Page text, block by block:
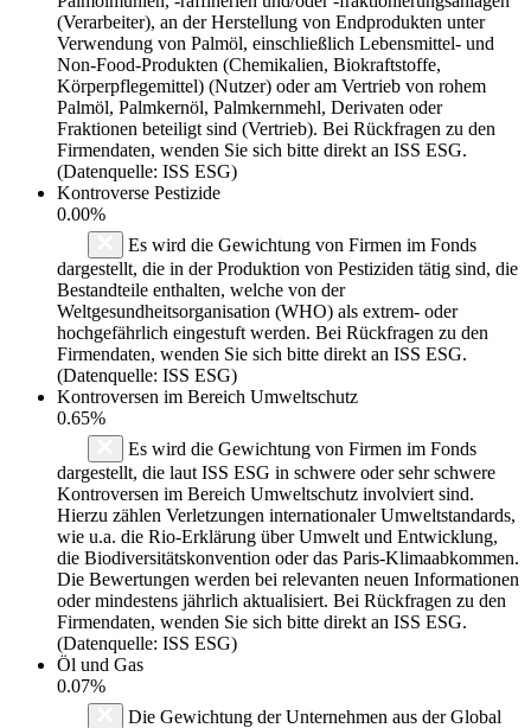
(Verarbeiter), an der Herstellung von Endprodukten unter
Verwendung von Palmöl, einschließlich Lebensmittel- und
Non-Food-Produkten (Chemikalien, Biokraftstoffe,
Körperpflegemittel) (Nutzer) oder am Vertrieb von rohem
Palmöl, Palmkernöl, Palmkernmehl, Derivaten oder
Fraktionen beteiligt sind (Vertrieb). Bei Rückfragen zu den
Firmendaten, wenden Sie sich bitte direkt an ISS ESG.
(Datenquelle: ISS ESG)
Kontroverse Pestizide
0.00%
Es wird die Gewichtung von Firmen im Fonds
dargestellt, die in der Produktion von Pestiziden tätig sind, die
Bestandteile enthalten, welche von der
Weltgesundheitsorganisation (WHO) als extrem- oder
hochgefährlich eingestuft werden. Bei Rückfragen zu den
Firmendaten, wenden Sie sich bitte direkt an ISS ESG.
(Datenquelle: ISS ESG)
Kontroversen im Bereich Umweltschutz
0.65%
Es wird die Gewichtung von Firmen im Fonds
dargestellt, die laut ISS ESG in schwere oder sehr schwere
Kontroversen im Bereich Umweltschutz involviert sind.
Hierzu zählen Verletzungen internationaler Umweltstandards,
wie u.a. die Rio-Erklärung über Umwelt und Entwicklung,
die Biodiversitätskonvention oder das Paris-Klimaabkommen.
Die Bewertungen werden bei relevanten neuen Informationen
oder mindestens jährlich aktualisiert. Bei Rückfragen zu den
Firmendaten, wenden Sie sich bitte direkt an ISS ESG.
(Datenquelle: ISS ESG)
Öl und Gas
0.07%
Die Gewichtung der Unternehmen aus der Global